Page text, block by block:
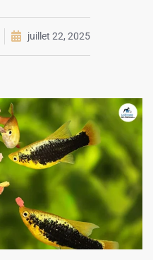
juillet 22, 2025